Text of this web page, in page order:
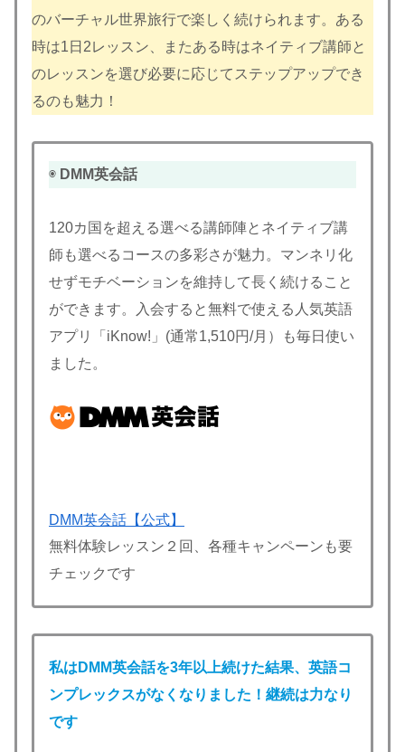
のバーチャル世界旅行で楽しく続けられます。ある
時は1日2レッスン、またある時はネイティブ講師と
のレッスンを選び必要に応じてステップアップでき
るのも魅力！
◉ DMM英会話
120カ国を超える選べる講師陣とネイティブ講
師も選べるコースの多彩さが魅力。マンネリ化
せずモチベーションを維持して長く続けること
ができます。入会すると無料で使える人気英語
アプリ「iKnow!」(通常1,510円/月）も毎日使い
ました。
DMM英会話【公式】
無料体験レッスン２回、各種キャンペーンも要
チェックです
私は DMM英会話を3年以上続けた結果、英語コ
ンプレックスがなくなりました！継続は力なり
です